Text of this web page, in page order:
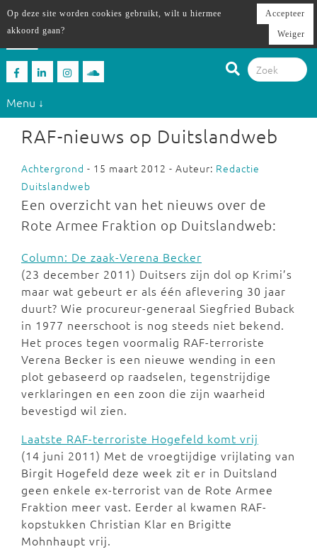
Menu ↓
RAF-nieuws op Duitslandweb
Achtergrond - 15 maart 2012 - Auteur: Redactie
Duitslandweb
Een overzicht van het nieuws over de
Rote Armee Fraktion op Duitslandweb:
Column: De zaak-Verena Becker
(23 december 2011) Duitsers zijn dol op Krimi’s
maar wat gebeurt er als één aflevering 30 jaar
duurt? Wie procureur-generaal Siegfried Buback
in 1977 neerschoot is nog steeds niet bekend.
Het proces tegen voormalig RAF-terroriste
Verena Becker is een nieuwe wending in een
plot gebaseerd op raadselen, tegenstrijdige
verklaringen en een zoon die zijn waarheid
bevestigd wil zien.
Laatste RAF-terroriste Hogefeld komt vrij
(14 juni 2011) Met de vroegtijdige vrijlating van
Birgit Hogefeld deze week zit er in Duitsland
geen enkele ex-terrorist van de Rote Armee
Fraktion meer vast. Eerder al kwamen RAF-
kopstukken Christian Klar en Brigitte
Mohnhaupt vrij.
Op deze site worden cookies gebruikt, wilt u hiermee
akkoord gaan?
Accepteer
Weiger